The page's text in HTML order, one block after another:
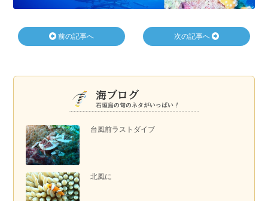
台風前ラストダイブ
北風に
前の記事へ 次の記事へ